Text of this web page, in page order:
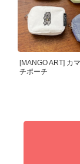
[MANGO ART] カ
チポーチ